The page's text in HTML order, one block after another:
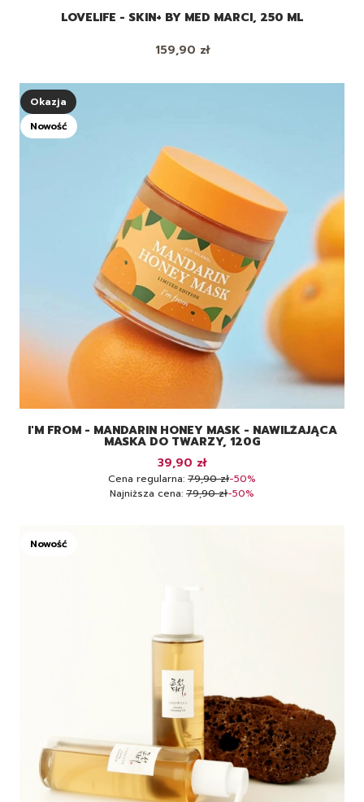
LOVELIFE - SKIN+ BY MED MARCI, 250 ML
Cena
159,90 zł
Okazja
Nowość
I'M FROM - MANDARIN HONEY MASK - NAWILŻAJĄCA
MASKA DO TWARZY, 120G
Cena promocyjna
39,90 zł
Cena regularna: 79,90 zł-50%
Najniższa cena: 79,90 zł-50%
Nowość